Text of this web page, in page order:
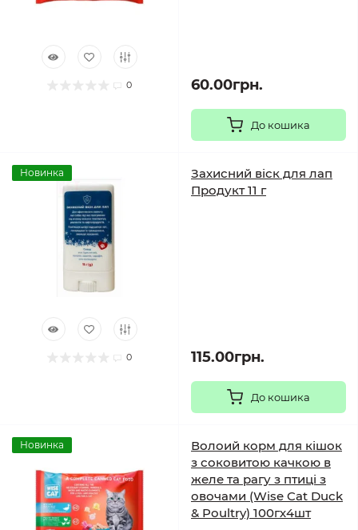
0 60.00грн.
До кошика
Новинка
0
Захисний віск для лап
Продукт 11 г
115.00грн.
До кошика
Новинка
Волоий корм для кішок
з соковитою качкою в
желе та рагу з птиці з
овочами (Wise Cat Duck
& Poultry) 100гх4шт